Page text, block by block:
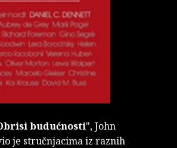
budućnosti", John
je stručnjacima iz raznih